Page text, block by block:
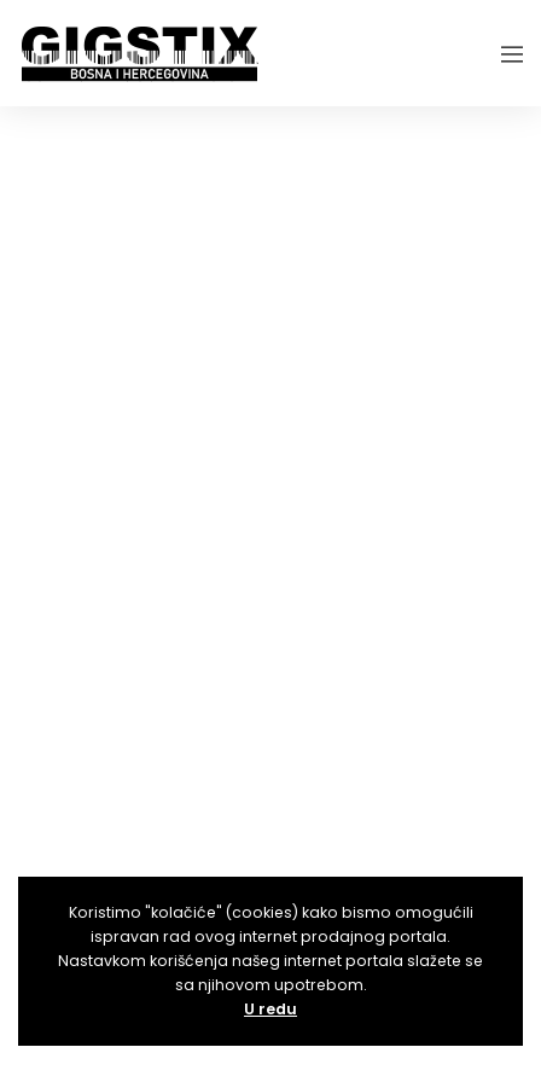
Koristimo "kolačiće" (cookies) kako bismo omogućili
ispravan rad ovog internet prodajnog portala.
Nastavkom korišćenja našeg internet portala slažete se
sa njihovom upotrebom.
U redu